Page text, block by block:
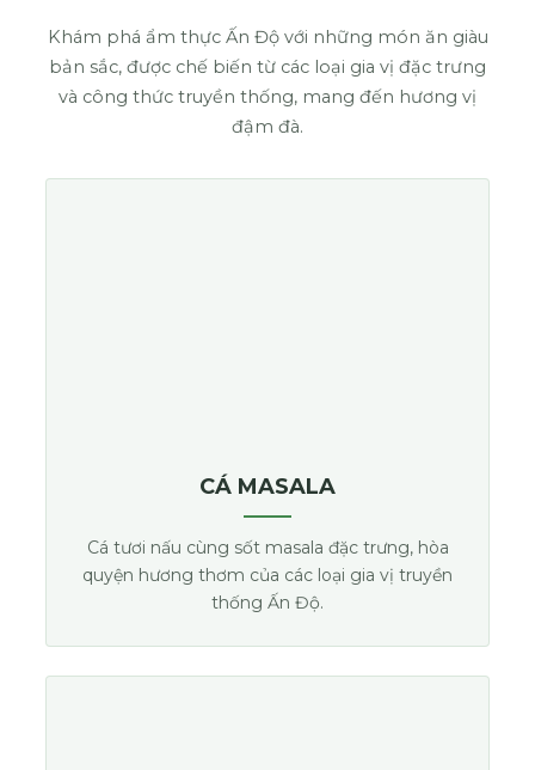
Khám phá ẩm thực Ấn Độ với những món ăn giàu
bản sắc, được chế biến từ các loại gia vị đặc trưng
và công thức truyền thống, mang đến hương vị
đậm đà.
CÁ MASALA
Cá tươi nấu cùng sốt masala đặc trưng, hòa
quyện hương thơm của các loại gia vị truyền
thống Ấn Độ.